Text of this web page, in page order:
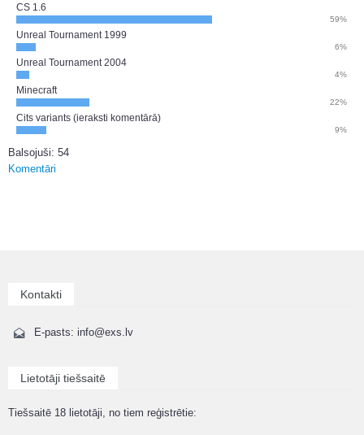
CS 1.6
59%
Unreal Tournament 1999
6%
Unreal Tournament 2004
4%
Minecraft
22%
Cits variants (ieraksti komentārā)
9%
Balsojuši: 54
Komentāri
Kontakti
E-pasts: info@exs.lv
Lietotāji tiešsaitē
Tiešsaitē 18 lietotāji, no tiem reģistrētie: